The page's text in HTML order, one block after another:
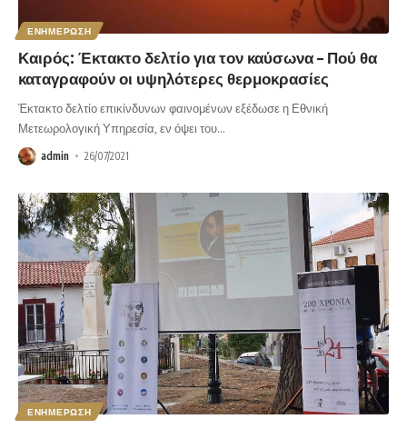
ΕΝΗΜΕΡΩΣΗ
Καιρός: Έκτακτο δελτίο για τον καύσωνα – Πού θα
καταγραφούν οι υψηλότερες θερμοκρασίες
Έκτακτο δελτίο επικίνδυνων φαινομένων εξέδωσε η Εθνική
Μετεωρολογική Υπηρεσία, εν όψει του…
admin 26/07/2021
ΕΝΗΜΕΡΩΣΗ